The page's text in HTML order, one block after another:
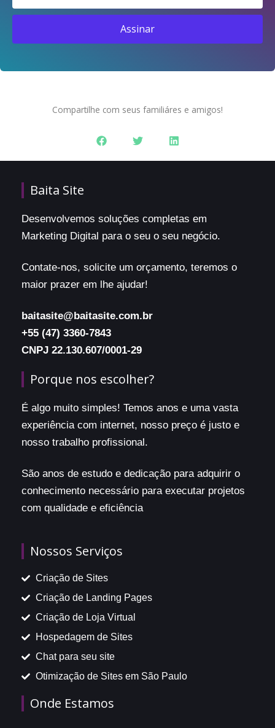
Assinar
Compartilhe com seus familiáres e amigos!
Baita Site
Desenvolvemos soluções completas em
Marketing Digital para o seu o seu negócio.
Contate-nos, solicite um orçamento, teremos o
maior prazer em lhe ajudar!
baitasite@baitasite.com.br
+55 (47) 3360-7843
CNPJ 22.130.607/0001-29
Porque nos escolher?
É algo muito simples! Temos anos e uma vasta
experiência com internet, nosso preço é justo e
nosso trabalho profissional.
São anos de estudo e dedicação para adquirir o
conhecimento necessário para executar projetos
com qualidade e eficiência
Nossos Serviços
Criação de Sites
Criação de Landing Pages
Criação de Loja Virtual
Hospedagem de Sites
Chat para seu site
Otimização de Sites em São Paulo
Onde Estamos